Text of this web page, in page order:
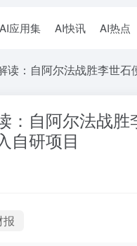
AI应用集 AI快讯 AI热点
读：自阿尔法战胜李世
：自阿尔法战
自研项目
报